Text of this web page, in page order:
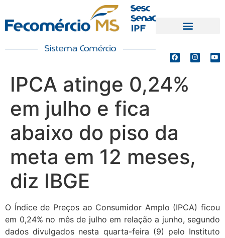
IPCA atinge 0,24%
em julho e fica
abaixo do piso da
meta em 12 meses,
diz IBGE
O Índice de Preços ao Consumidor Amplo (IPCA) ficou
em 0,24% no mês de julho em relação a junho, segundo
dados divulgados nesta quarta-feira (9) pelo Instituto